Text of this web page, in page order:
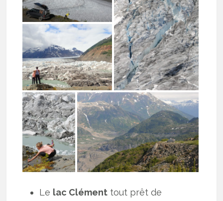
Le lac Clément tout prêt de